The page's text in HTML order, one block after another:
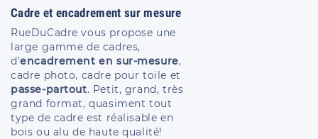
Cadre et encadrement sur mesure
RueDuCadre vous propose une
large gamme de cadres,
d'encadrement en sur-mesure,
cadre photo, cadre pour toile et
passe-partout. Petit, grand, très
grand format, quasiment tout
type de cadre est réalisable en
bois ou alu de haute qualité!